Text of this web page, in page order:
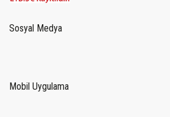
Sosyal Medya
Mobil Uygulama